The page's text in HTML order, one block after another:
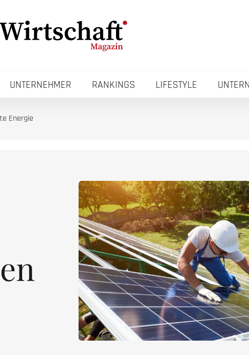
UNTERNEHMER RANKINGS LIFESTYLE
Energie